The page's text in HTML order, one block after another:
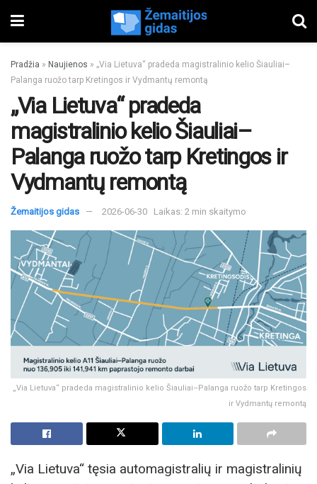
Pradžia » Naujienos » „Via Lietuva“ pradeda magistralinio kelio Šiauliai–
Palanga ruožo tarp Kretingos ir Vydmantų remontą
„Via Lietuva“ pradeda
magistralinio kelio Šiauliai–
Palanga ruožo tarp Kretingos ir
Vydmantų remontą
Žemaitijos gidas 2026-06-30 Laikas: 2 min skaitymo
„Via Lietuva“ pradeda magistralinio kelio Šiauliai–Palanga ruožo tarp Kretingos
ir Vydmantų remontą
„Via Lietuva“ tęsia automagistralių ir magistralinių